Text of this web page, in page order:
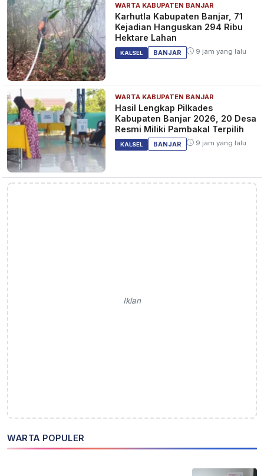
WARTA KABUPATEN BANJAR
Karhutla Kabupaten Banjar, 71
Kejadian Hanguskan 294 Ribu
Hektare Lahan
KALSEL BANJAR 9 jam yang lalu
WARTA KABUPATEN BANJAR
Hasil Lengkap Pilkades
Kabupaten Banjar 2026, 20 Desa
Resmi Miliki Pambakal Terpilih
KALSEL BANJAR 9 jam yang lalu
Iklan
WARTA POPULER